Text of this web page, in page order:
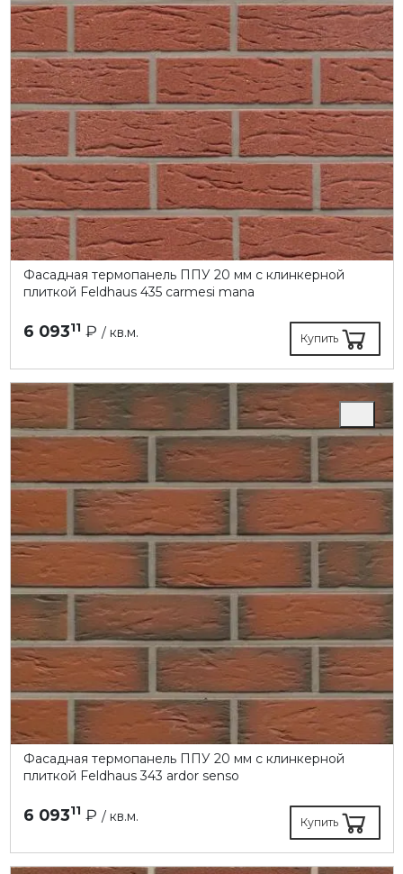
Фасадная термопанель ППУ 20 мм с клинкерной
плиткой Feldhaus 435 carmesi mana
6 09311 ₽ / кв.м. Купить
Фасадная термопанель ППУ 20 мм с клинкерной
плиткой Feldhaus 343 ardor senso
6 09311 ₽ / кв.м. Купить